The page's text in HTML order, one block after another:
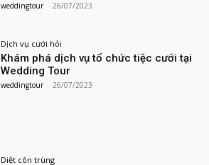
weddingtour - 26/07/2023
Dịch vụ cưới hỏi
Khám phá dịch vụ tổ chức tiệc cưới tại
Wedding Tour
weddingtour - 26/07/2023
Diệt côn trùng